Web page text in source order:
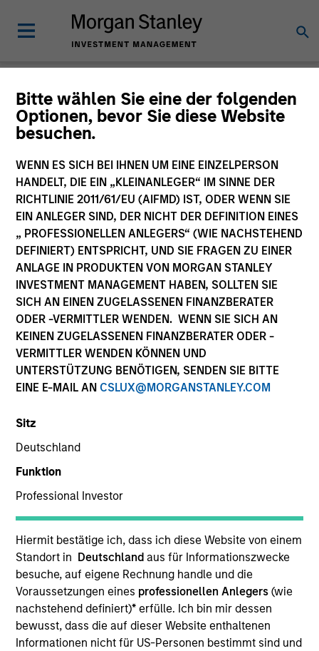
Bitte wählen Sie eine der folgenden
Optionen, bevor Sie diese Website
besuchen.
WENN ES SICH BEI IHNEN UM EINE EINZELPERSON
HANDELT, DIE EIN „KLEINANLEGER“ IM SINNE DER
RICHTLINIE 2011/61/EU (AIFMD) IST, ODER WENN SIE
EIN ANLEGER SIND, DER NICHT DER DEFINITION EINES
„ PROFESSIONELLEN ANLEGERS“ (WIE NACHSTEHEND
DEFINIERT) ENTSPRICHT, UND SIE FRAGEN ZU EINER
ANLAGE IN PRODUKTEN VON MORGAN STANLEY
INVESTMENT MANAGEMENT HABEN, SOLLTEN SIE
SICH AN EINEN ZUGELASSENEN FINANZBERATER
ODER -VERMITTLER WENDEN. WENN SIE SICH AN
KEINEN ZUGELASSENEN FINANZBERATER ODER -
VERMITTLER WENDEN KÖNNEN UND
UNTERSTÜTZUNG BENÖTIGEN, SENDEN SIE BITTE
EINE E-MAIL AN CSLUX@MORGANSTANLEY.COM
Sitz
Deutschland
Funktion
Professional Investor
Hiermit bestätige ich, dass ich diese Website von einem
Standort in Deutschland aus für Informationszwecke
besuche, auf eigene Rechnung handle und die
Voraussetzungen eines professionellen Anlegers(wie
nachstehend definiert)* erfülle. Ich bin mir dessen
bewusst, dass die auf dieser Website enthaltenen
Informationen nicht für US-Personen bestimmt sind und
Nachrichten
264of264Ergebnissen Filters
PRESS RELEASE
Morgan Stanley Infrastructure Partners
to Acquire Epic Energy
Morgan Stanley Investment Management, through
investment funds managed by Morgan Stanley
infrastructure investment platform, today
announced that it has agreed to acquire Epic
Energy, an Australian gas pipeline operator. The
transaction is expected to close in the second half
of 2026, subject to customary regulatory
approvals.